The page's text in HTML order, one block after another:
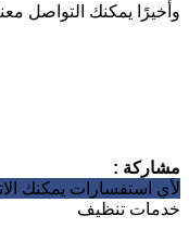
وأخيرًا يمكنك التواصل
مشاركة :
لأي استفسارات يمكنك
خدمات تنظيف